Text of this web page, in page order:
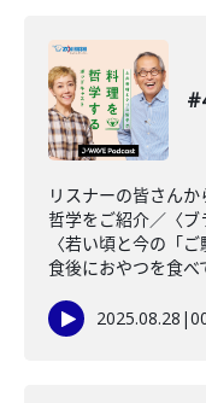
リスナーの皆さん
哲学をご紹介／〈
〈若い頃と今の「
食後におやつを食べ
2025.08.28 |